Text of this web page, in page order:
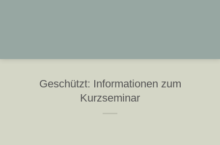
Geschützt: Informationen zum
Kurzseminar